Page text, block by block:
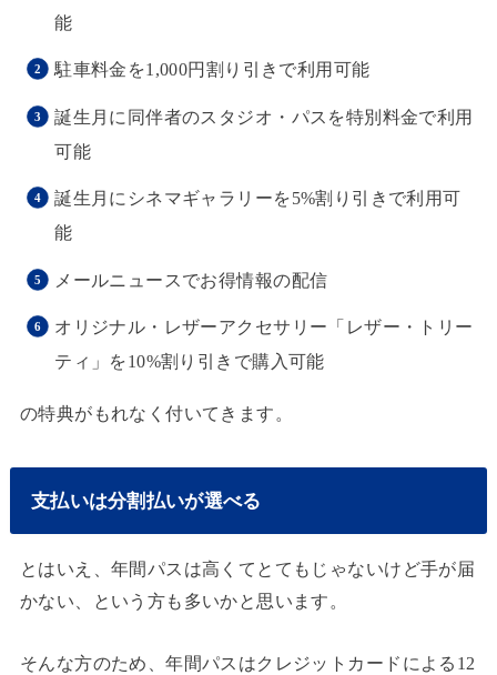
能
駐車料金を1,000円割り引きで利用可能
誕生月に同伴者のスタジオ・パスを特別料金で利用
可能
誕生月にシネマギャラリーを5%割り引きで利用可
能
メールニュースでお得情報の配信
オリジナル・レザーアクセサリー「レザー・トリー
ティ」を10%割り引きで購入可能
の特典がもれなく付いてきます。
支払いは分割払いが選べる
とはいえ、年間パスは高くてとてもじゃないけど手が届
かない、という方も多いかと思います。
そんな方のため、年間パスはクレジットカードによる12